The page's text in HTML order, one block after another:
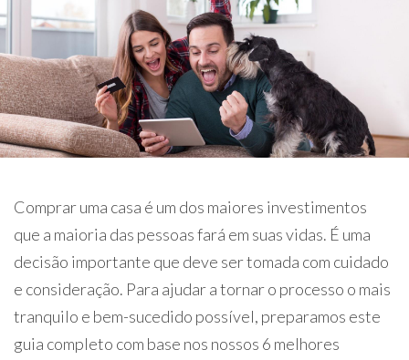
Comprar uma casa é um dos maiores investimentos
que a maioria das pessoas fará em suas vidas. É uma
decisão importante que deve ser tomada com cuidado
e consideração. Para ajudar a tornar o processo o mais
tranquilo e bem-sucedido possível, preparamos este
guia completo com base nos nossos 6 melhores